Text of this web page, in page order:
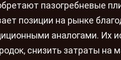
пазогребневые
позиции на рынке
аналогами. Их
снизить затраты на